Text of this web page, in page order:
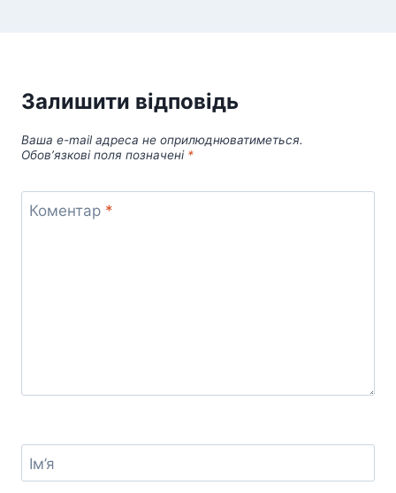
Залишити відповідь
Ваша e-mail адреса не оприлюднюватиметься.
Обов’язкові поля позначені *
Коментар *
Ім’я